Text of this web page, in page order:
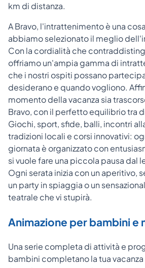
km di distanza.
A Bravo, l'intrattenimento è una
abbiamo selezionato il meglio
Con la cordialità che
offriamo un'ampia gamma di
che i nostri ospiti possano
desiderano e quando vogliono.
momento della vacanza sia
Bravo, con il perfetto equilibrio tra
Giochi, sport, sfide, balli, incontri
tradizioni locali e corsi innovativi:
giornata è organizzato con
si vuole fare una piccola pausa dal
Ogni serata inizia con un aperitivo,
un party in spiaggia o un
teatrale che vi stupirà.
Animazione per bambini e
Una serie completa di attività e
bambini completano la tua